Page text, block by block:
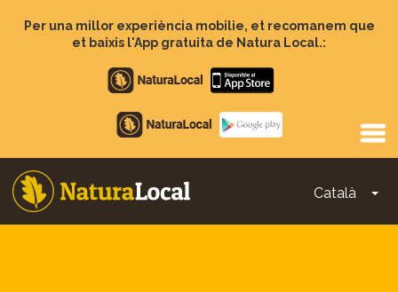
Per una millor experiència mobilie, et recomanem que
et baixis l'App gratuita de Natura Local.:
Apple
store
Google
Play
Català
Main